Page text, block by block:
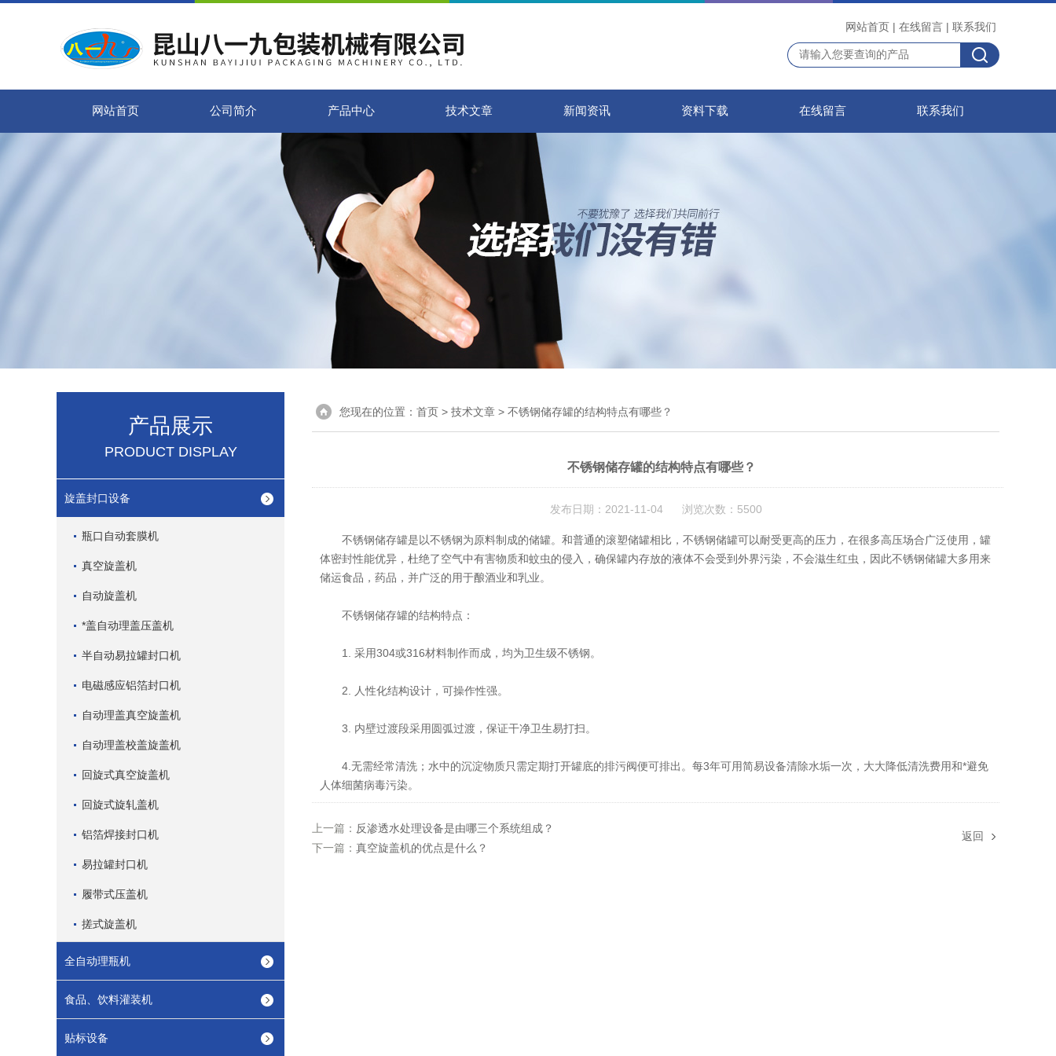
网站首页 | 在线留言 | 联系我们
网站首页 公司简介 产品中心 技术文章 新闻资讯 资料下载 在线留言 联系我们
产品展示
PRODUCT DISPLAY
旋盖封口设备
瓶口自动套膜机
真空旋盖机
自动旋盖机
*盖自动理盖压盖机
半自动易拉罐封口机
电磁感应铝箔封口机
自动理盖真空旋盖机
自动理盖校盖旋盖机
回旋式真空旋盖机
回旋式旋轧盖机
铝箔焊接封口机
易拉罐封口机
履带式压盖机
搓式旋盖机
全自动理瓶机
食品、饮料灌装机
贴标设备
您现在的位置： 首页 > 技术文章 > 不锈钢储存罐的结构特点有哪些？
不锈钢储存罐的结构特点有哪些？
发布日期：2021-11-04 浏览次数：5500
不锈钢储存罐是以不锈钢为原料制成的储罐。和普通的滚塑储罐相比，不锈钢储罐可以耐受更高的压力，在很多高压场合广泛使用，罐
体密封性能优异，杜绝了空气中有害物质和蚊虫的侵入，确保罐内存放的液体不会受到外界污染，不会滋生红虫，因此不锈钢储罐大多用来
储运食品，药品，并广泛的用于酿酒业和乳业。
不锈钢储存罐的结构特点：
1. 采用304或316材料制作而成，均为卫生级不锈钢。
2. 人性化结构设计，可操作性强。
3. 内壁过渡段采用圆弧过渡，保证干净卫生易打扫。
4.无需经常清洗；水中的沉淀物质只需定期打开罐底的排污阀便可排出。每3年可用简易设备清除水垢一次，大大降低清洗费用和*避免
人体细菌病毒污染。
上一篇： 反渗透水处理设备是由哪三个系统组成？
下一篇： 真空旋盖机的优点是什么？
返回